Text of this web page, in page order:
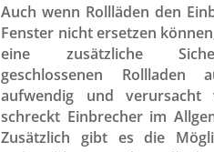
Auch wenn Rollläden den
Fenster nicht ersetzen
eine zusätzliche
geschlossenen Rollladen
aufwendig und verursacht
schreckt Einbrecher im
Zusätzlich gibt es die